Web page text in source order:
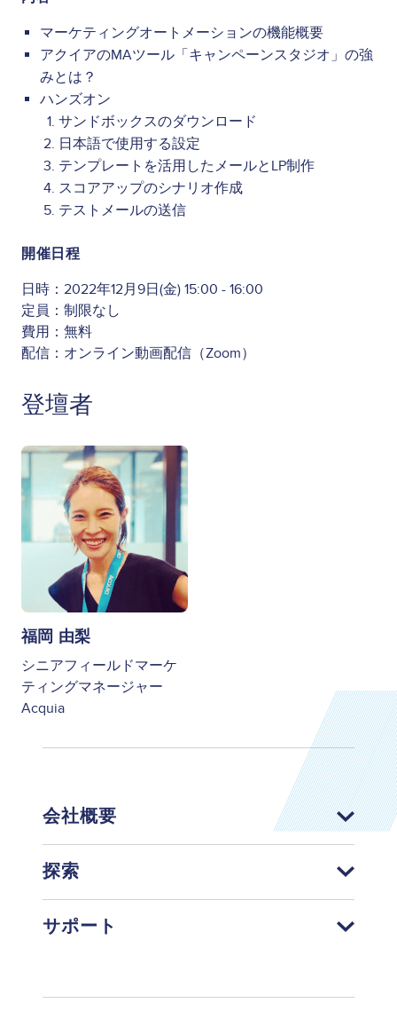
マーケティングオートメーションの機能概要
アクイアのMAツール「キャンペーンスタジオ」の強
みとは？
ハンズオン
サンドボックスのダウンロード
日本語で使用する設定
テンプレートを活用したメールとLP制作
スコアアップのシナリオ作成
テストメールの送信
開催日程
日時：2022年12月9日(金) 15:00 - 16:00
定員：制限なし
費用：無料
配信：オンライン動画配信（Zoom）
登壇者
Image
福岡 由梨
シニアフィールドマーケ
ティングマネージャー
Acquia
会社概要
探索
サポート